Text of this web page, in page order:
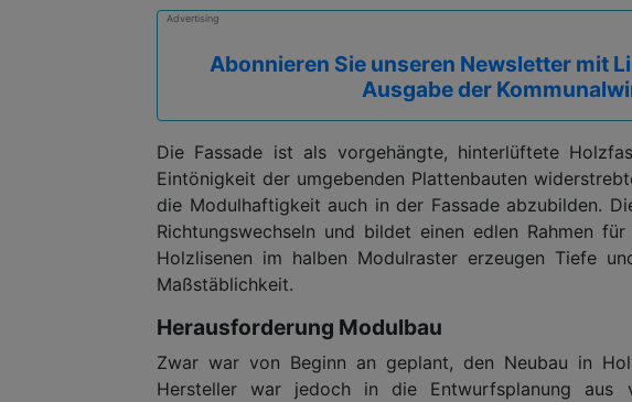
Advertising
Abonnieren Sie unseren Newsletter mit
Ausgabe der
Die Fassade ist als vorgehängte, hinterlüftete
Eintönigkeit der umgebenden Plattenbauten
die Modulhaftigkeit auch in der Fassade abzubilden.
Richtungswechseln und bildet einen edlen Rahmen
Holzlisenen im halben Modulraster erzeugen Tiefe
Maßstäblichkeit.
Herausforderung Modulbau
Zwar war von Beginn an geplant, den Neubau in
Hersteller war jedoch in die Entwurfsplanung aus